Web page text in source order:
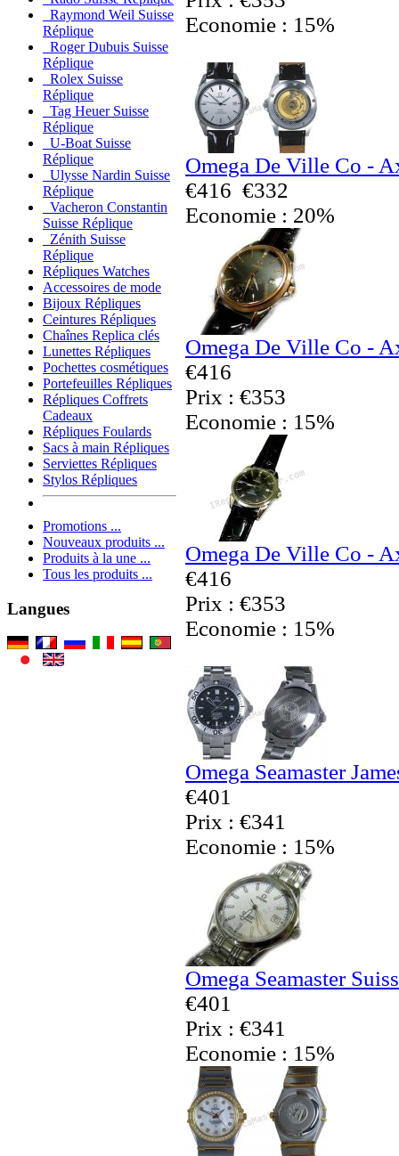
Raymond Weil Suisse
Réplique
Roger Dubuis Suisse
Réplique
Rolex Suisse
Réplique
Tag Heuer Suisse
Réplique
U-Boat Suisse
Réplique
Ulysse Nardin Suisse
Réplique
Vacheron Constantin
Suisse Réplique
Zénith Suisse
Réplique
Répliques Watches
Accessoires de mode
Bijoux Répliques
Ceintures Répliques
Chaînes Replica clés
Lunettes Répliques
Pochettes cosmétiques
Portefeuilles Répliques
Répliques Coffrets
Cadeaux
Répliques Foulards
Sacs à main Répliques
Serviettes Répliques
Stylos Répliques
Promotions ...
Nouveaux produits ...
Produits à la une ...
Tous les produits ...
Langues
Economie : 15%
Omega De Ville Co -
€416 €332
Economie : 20%
Omega De Ville Co -
€416
Prix : €353
Economie : 15%
Omega De Ville Co -
€416
Prix : €353
Economie : 15%
Omega Seamaster
€401
Prix : €341
Economie : 15%
Omega Seamaster
€401
Prix : €341
Economie : 15%